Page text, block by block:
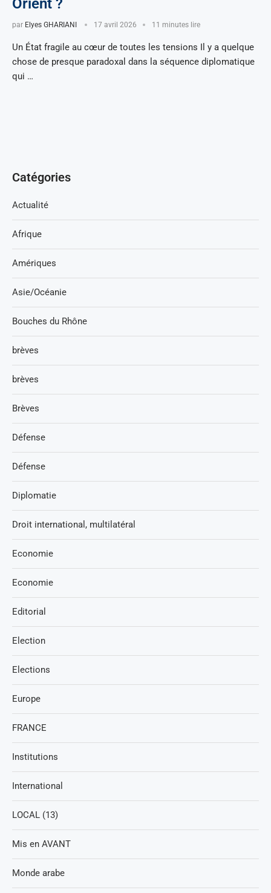
Orient ?
par Elyes GHARIANI 17 avril 2026 11 minutes lire
Un État fragile au cœur de toutes les tensions Il y a quelque
chose de presque paradoxal dans la séquence diplomatique
qui …
Catégories
Actualité
Afrique
Amériques
Asie/Océanie
Bouches du Rhône
brèves
brèves
Brèves
Défense
Défense
Diplomatie
Droit international, multilatéral
Economie
Economie
Editorial
Election
Elections
Europe
FRANCE
Institutions
International
LOCAL (13)
Mis en AVANT
Monde arabe